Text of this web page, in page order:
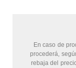
En caso de
procederá,
rebaja del